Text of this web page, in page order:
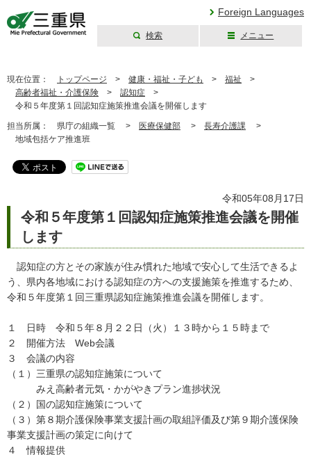
Foreign Languages
検索 メニュー
現在位置： トップページ > 健康・福祉・子ども > 福祉 >
高齢者福祉・介護保険 > 認知症 >
令和５年度第１回認知症施策推進会議を開催します
担当所属： 県庁の組織一覧 > 医療保健部 > 長寿介護課 >
地域包括ケア推進班
令和05年08月17日
令和５年度第１回認知症施策推進会議を開催
します
認知症の方とその家族が住み慣れた地域で安心して生活できるよ
う、県内各地域における認知症の方への支援施策を推進するため、
令和５年度第１回三重県認知症施策推進会議を開催します。
１ 日時 令和５年８月２２日（火）１３時から１５時まで
２ 開催方法 Web会議
３ 会議の内容
（１）三重県の認知症施策について
みえ高齢者元気・かがやきプラン進捗状況
（２）国の認知症施策について
（３）第８期介護保険事業支援計画の取組評価及び第９期介護保険
事業支援計画の策定に向けて
４ 情報提供